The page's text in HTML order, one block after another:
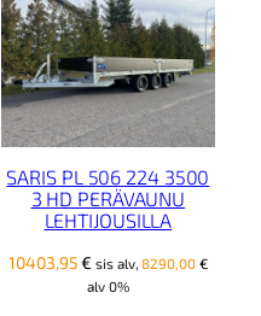
SARIS PL 506 224 3500
3 HD PERÄVAUNU
LEHTIJOUSILLA
10403,95€ sis alv,8290,00 €
alv 0%